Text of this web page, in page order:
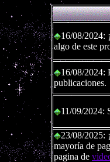
16/08/2024:
algo de este
16/08/2024:
publicaciones.
11/09/2024:
23/08/2025:
mayoría de
pagina de